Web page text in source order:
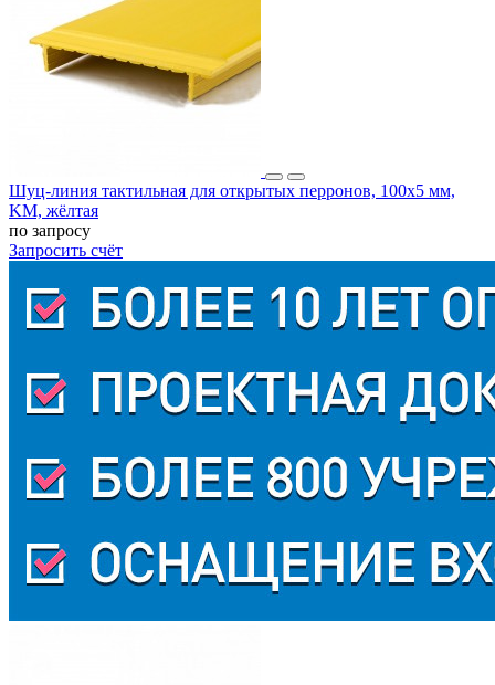
Шуц-линия тактильная для открытых перронов, 100x5 мм,
KM, жёлтая
по запросу
Запросить счёт